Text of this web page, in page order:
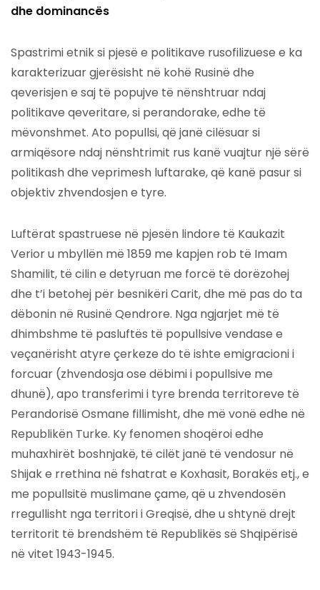
dhe dominancës
Spastrimi etnik si pjesë e politikave rusofilizuese e ka
karakterizuar gjerësisht në kohë Rusinë dhe
qeverisjen e saj të popujve të nënshtruar ndaj
politikave qeveritare, si perandorake, edhe të
mëvonshmet. Ato popullsi, që janë cilësuar si
armiqësore ndaj nënshtrimit rus kanë vuajtur një sërë
politikash dhe veprimesh luftarake, që kanë pasur si
objektiv zhvendosjen e tyre.
Luftërat spastruese në pjesën lindore të Kaukazit
Verior u mbyllën më 1859 me kapjen rob të Imam
Shamilit, të cilin e detyruan me forcë të dorëzohej
dhe t’i betohej për besnikëri Carit, dhe më pas do ta
dëbonin në Rusinë Qendrore. Nga ngjarjet më të
dhimbshme të pasluftës të popullsive vendase e
veçanërisht atyre çerkeze do të ishte emigracioni i
forcuar (zhvendosja ose dëbimi i popullsive me
dhunë), apo transferimi i tyre brenda territoreve të
Perandorisë Osmane fillimisht, dhe më vonë edhe në
Republikën Turke. Ky fenomen shoqëroi edhe
muhaxhirët boshnjakë, të cilët janë të vendosur në
Shijak e rrethina në fshatrat e Koxhasit, Borakës etj., e
me popullsitë muslimane çame, që u zhvendosën
rregullisht nga territori i Greqisë, dhe u shtynë drejt
territorit të brendshëm të Republikës së Shqipërisë
në vitet 1943-1945.